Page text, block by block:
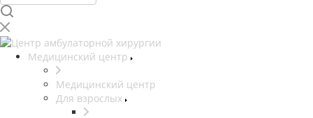
Медицинский центр
Медицинский центр
Для взрослых